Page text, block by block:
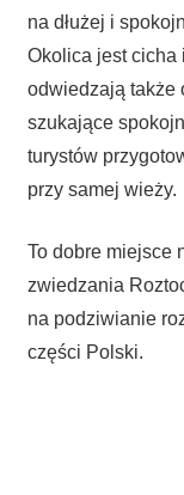
na dłużej i
Okolica jest cicha
odwiedzają także
szukające
turystów
przy samej wieży.
To dobre miejsce
zwiedzania
na podziwianie
części Polski.